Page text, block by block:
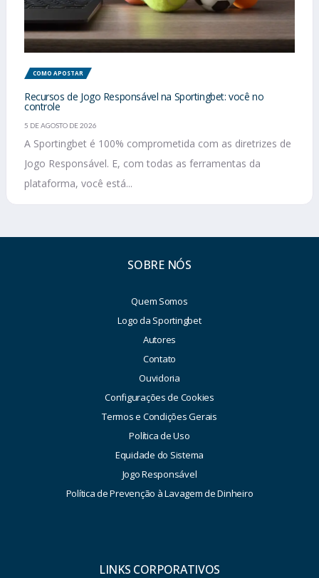
COMO APOSTAR
Recursos de Jogo Responsável na Sportingbet: você no
controle
5 DE AGOSTO DE 2026
A Sportingbet é 100% comprometida com as diretrizes de
Jogo Responsável. E, com todas as ferramentas da
plataforma, você está...
SOBRE NÓS
Quem Somos
Logo da Sportingbet
Autores
Contato
Ouvidoria
Configurações de Cookies
Termos e Condições Gerais
Política de Uso
Equidade do Sistema
Jogo Responsável
Política de Prevenção à Lavagem de Dinheiro
LINKS CORPORATIVOS